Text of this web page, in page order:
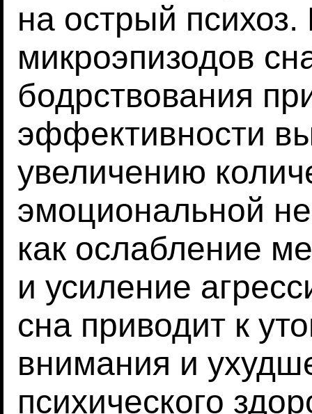
на острый
микроэпизодов
бодрствования
эффективности
увеличению
эмоциональной
как ослабление
и усиление
сна приводит к
внимания и
психического